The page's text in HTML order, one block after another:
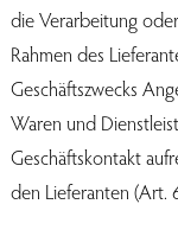
die Verarbeitung
Rahmen des
Geschäftszwecks
Waren und
Geschäftskontakt
den Lieferanten (Art.